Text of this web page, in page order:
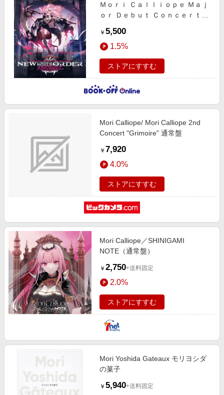
Ｍｏｒｉ Ｃａｌｌｉｏｐｅ Ｍａｊ
ｏｒ Ｄｅｂｕｔ Ｃｏｎｃｅｒｔ
ｄｅｒ"（通常版）（Ｂｌｕーｒａ
ｙ Ｄｉｓｃ）
￥ 5,500
1.5%
ストアにすすむ
Mori Calliope/ Mori Calliope 2nd
Concert "Grimoire" 通常盤
￥ 7,920
4.0%
ストアにすすむ
Mori Calliope／SHINIGAMI
NOTE（通常盤）
￥ 2,750+送料固定
2.0%
ストアにすすむ
Mori Yoshida Gateaux モリヨシダ
の菓子
￥ 5,940+送料固定